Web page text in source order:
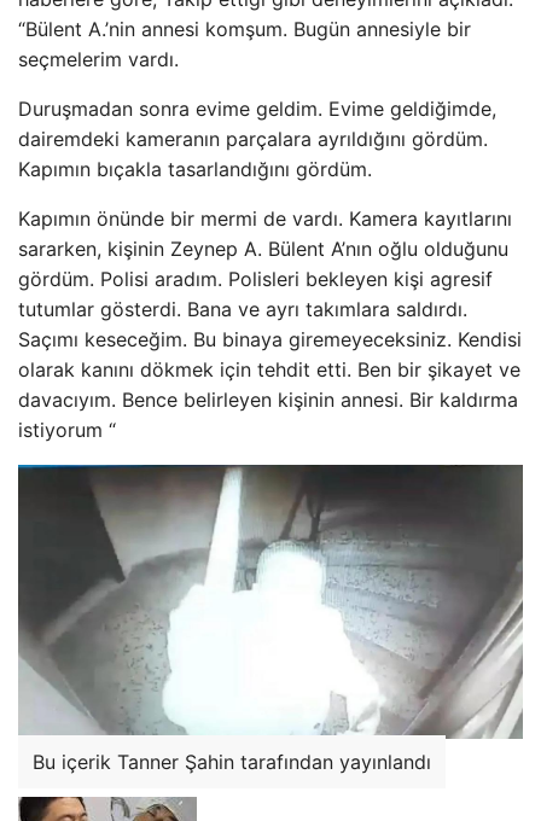
“Bülent A.’nin annesi komşum. Bugün annesiyle bir
seçmelerim vardı.
Duruşmadan sonra evime geldim. Evime geldiğimde,
dairemdeki kameranın parçalara ayrıldığını gördüm.
Kapımın bıçakla tasarlandığını gördüm.
Kapımın önünde bir mermi de vardı. Kamera kayıtlarını
sararken, kişinin Zeynep A. Bülent A’nın oğlu olduğunu
gördüm. Polisi aradım. Polisleri bekleyen kişi agresif
tutumlar gösterdi. Bana ve ayrı takımlara saldırdı.
Saçımı keseceğim. Bu binaya giremeyeceksiniz. Kendisi
olarak kanını dökmek için tehdit etti. Ben bir şikayet ve
davacıyım. Bence belirleyen kişinin annesi. Bir kaldırma
istiyorum “
Bu içerik Tanner Şahin tarafından yayınlandı